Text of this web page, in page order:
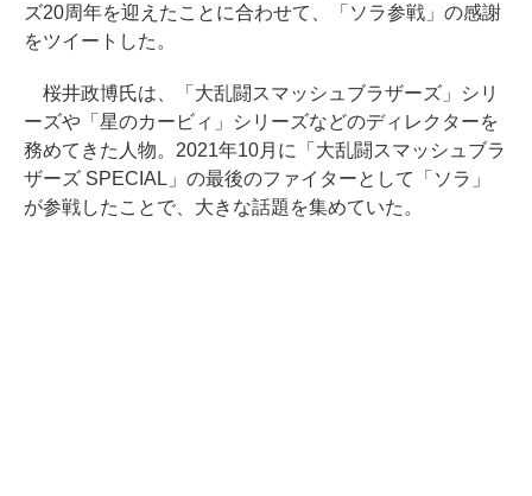
ズ20周年を迎えたことに合わせて、「ソラ参戦」の感謝
をツイートした。
桜井政博氏は、「大乱闘スマッシュブラザーズ」シリ
ーズや「星のカービィ」シリーズなどのディレクターを
務めてきた人物。2021年10月に「大乱闘スマッシュブラ
ザーズ SPECIAL」の最後のファイターとして「ソラ」
が参戦したことで、大きな話題を集めていた。